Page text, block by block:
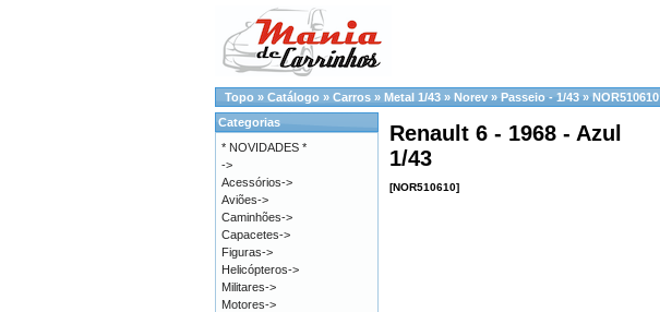
Topo » Catálogo » Carros » Metal 1/43 » Norev » Passeio - 1/43 » NOR510610
Renault 6 - 1968 - Azul
1/43
[NOR510610]
Categorias
* NOVIDADES *
->
Acessórios->
Aviões->
Caminhões->
Capacetes->
Figuras->
Helicópteros->
Militares->
Motores->